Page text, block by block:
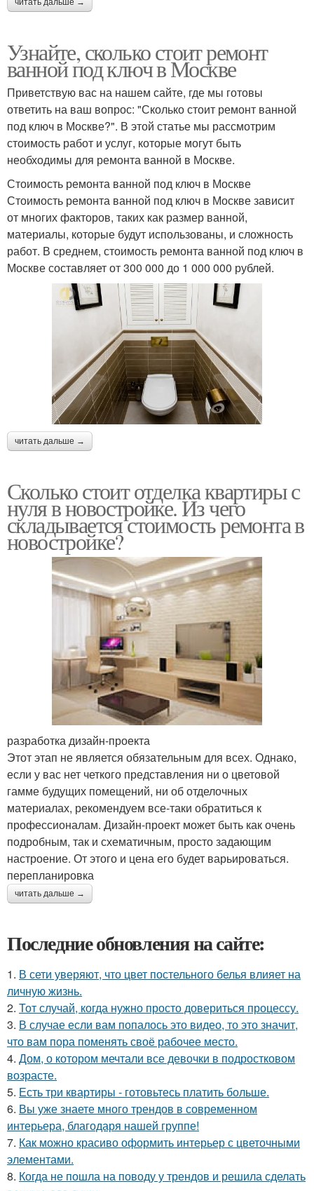
читать дальше →
Узнайте, сколько стоит ремонт
ванной под ключ в Москве
Приветствую вас на нашем сайте, где мы готовы
ответить на ваш вопрос: "Сколько стоит ремонт ванной
под ключ в Москве?". В этой статье мы рассмотрим
стоимость работ и услуг, которые могут быть
необходимы для ремонта ванной в Москве.
Стоимость ремонта ванной под ключ в Москве
Стоимость ремонта ванной под ключ в Москве зависит
от многих факторов, таких как размер ванной,
материалы, которые будут использованы, и сложность
работ. В среднем, стоимость ремонта ванной под ключ в
Москве составляет от 300 000 до 1 000 000 рублей.
читать дальше →
Сколько стоит отделка квартиры с
нуля в новостройке. Из чего
складывается стоимость ремонта в
новостройке?
разработка дизайн-проекта
Этот этап не является обязательным для всех. Однако,
если у вас нет четкого представления ни о цветовой
гамме будущих помещений, ни об отделочных
материалах, рекомендуем все-таки обратиться к
профессионалам. Дизайн-проект может быть как очень
подробным, так и схематичным, просто задающим
настроение. От этого и цена его будет варьироваться.
перепланировка
читать дальше →
Последние обновления на сайте:
1. В сети уверяют, что цвет постельного белья влияет на
личную жизнь.
2. Тот случай, когда нужно просто довериться процессу.
3. В случае если вам попалось это видео, то это значит,
что вам пора поменять своё рабочее место.
4. Дом, о котором мечтали все девочки в подростковом
возрасте.
5. Есть три квартиры - готовьтесь платить больше.
6. Вы уже знаете много трендов в современном
интерьера, благодаря нашей группе!
7. Как можно красиво оформить интерьер с цветочными
элементами.
8. Когда не пошла на поводу у трендов и решила сделать